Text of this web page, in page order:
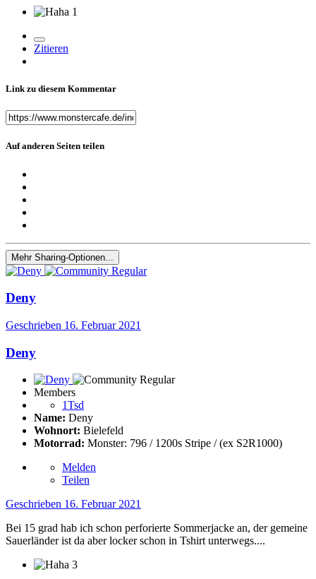
1
Zitieren
Link zu diesem Kommentar
Auf anderen Seiten teilen
Mehr Sharing-Optionen...
Deny
Geschrieben 16. Februar 2021
Deny
Members
1Tsd
Name: Deny
Wohnort: Bielefeld
Motorrad: Monster: 796 / 1200s Stripe / (ex S2R1000)
Melden
Teilen
Geschrieben 16. Februar 2021
Bei 15 grad hab ich schon perforierte Sommerjacke an, der gemeine
Sauerländer ist da aber locker schon in Tshirt unterwegs....
3